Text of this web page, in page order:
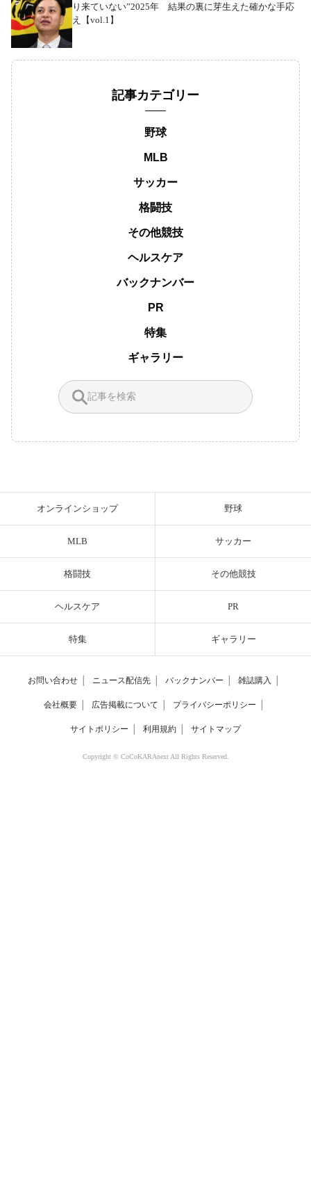
り来ていない”2025年 結果の裏に芽生えた確かな手応
え【vol.1】
記事カテゴリー
野球
MLB
サッカー
格闘技
その他競技
ヘルスケア
バックナンバー
PR
特集
ギャラリー
オンラインショップ 野球
MLB サッカー
格闘技 その他競技
ヘルスケア PR
特集 ギャラリー
お問い合わせ ニュース配信先 バックナンバー 雑誌購入
会社概要 広告掲載について プライバシーポリシー
サイトポリシー 利用規約 サイトマップ
Copyright © CoCoKARAnext All Rights Reserved.